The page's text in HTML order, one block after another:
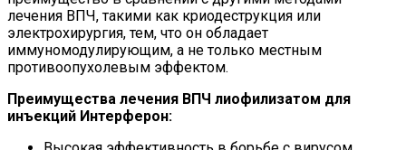
лечения ВПЧ, такими как криодеструкция или
электрохирургия, тем, что он обладает
иммуномодулирующим, а не только местным
противоопухолевым эффектом.
Преимущества лечения ВПЧ лиофилизатом для
инъекций Интерферон: